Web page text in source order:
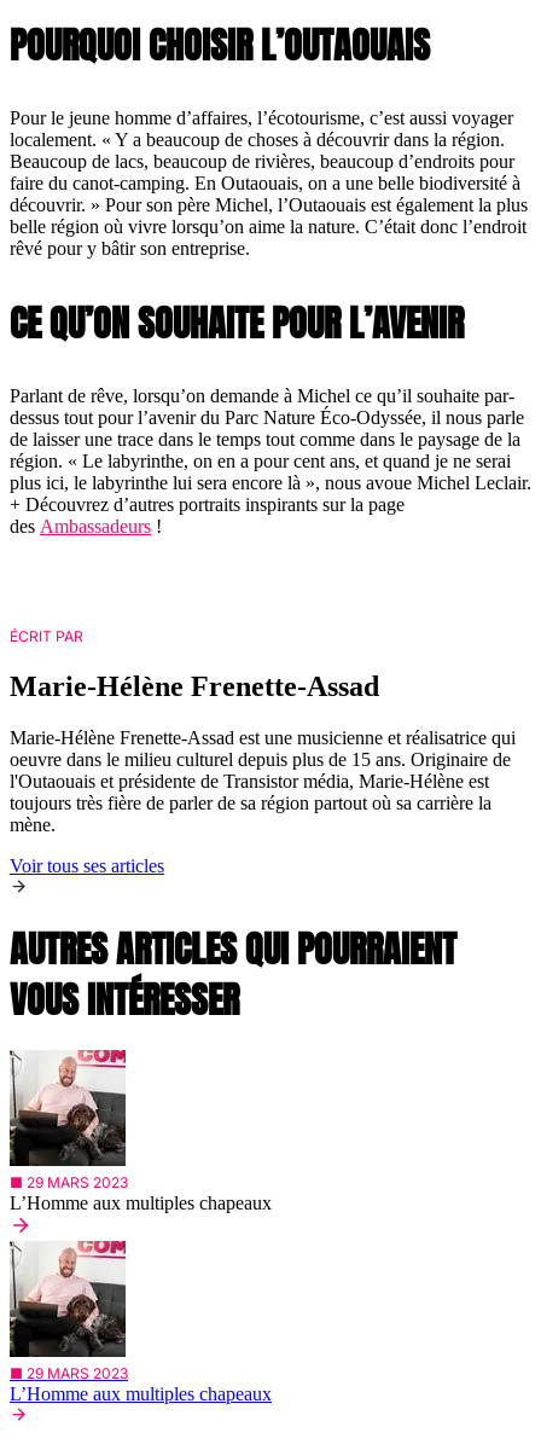
POURQUOI CHOISIR L’OUTAOUAIS
Pour le jeune homme d’affaires, l’écotourisme, c’est aussi voyager
localement. « Y a beaucoup de choses à découvrir dans la région.
Beaucoup de lacs, beaucoup de rivières, beaucoup d’endroits pour
faire du canot-camping. En Outaouais, on a une belle biodiversité à
découvrir. » Pour son père Michel, l’Outaouais est également la plus
belle région où vivre lorsqu’on aime la nature. C’était donc l’endroit
rêvé pour y bâtir son entreprise.
CE QU’ON SOUHAITE POUR L’AVENIR
Parlant de rêve, lorsqu’on demande à Michel ce qu’il souhaite par-
dessus tout pour l’avenir du Parc Nature Éco-Odyssée, il nous parle
de laisser une trace dans le temps tout comme dans le paysage de la
région. « Le labyrinthe, on en a pour cent ans, et quand je ne serai
plus ici, le labyrinthe lui sera encore là », nous avoue Michel Leclair.
+ Découvrez d’autres portraits inspirants sur la page
des Ambassadeurs !
ÉCRIT PAR
Marie-Hélène Frenette-Assad
Marie-Hélène Frenette-Assad est une musicienne et réalisatrice qui
oeuvre dans le milieu culturel depuis plus de 15 ans. Originaire de
l'Outaouais et présidente de Transistor média, Marie-Hélène est
toujours très fière de parler de sa région partout où sa carrière la
mène.
Voir tous ses articles
AUTRES ARTICLES QUI POURRAIENT
VOUS INTÉRESSER
■ 29 MARS 2023
L’Homme aux multiples chapeaux
■ 29 MARS 2023
L’Homme aux multiples chapeaux